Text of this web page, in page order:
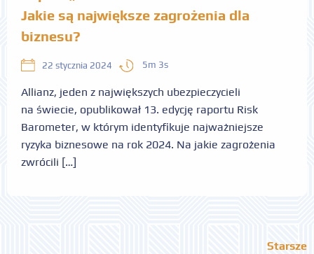
Jakie są największe zagrożenia dla
biznesu?
22 stycznia 2024 5m 3s
Allianz, jeden z największych ubezpieczycieli
na świecie, opublikował 13. edycję raportu Risk
Barometer, w którym identyfikuje najważniejsze
ryzyka biznesowe na rok 2024. Na jakie zagrożenia
zwrócili […]
Starsze